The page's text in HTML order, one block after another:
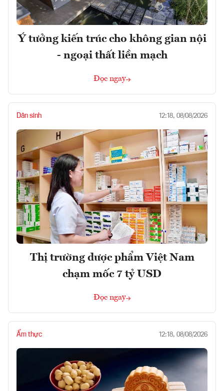
Ý tưởng kiến trúc cho không gian nội
- ngoại thất liền mạch
Đọc ngay
Dân sinh 12:18, 08/08/2026
Thị trường dược phẩm Việt Nam
chạm mốc 7 tỷ USD
Đọc ngay
Ẩm thực 12:18, 08/08/2026